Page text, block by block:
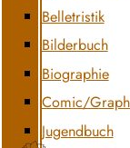
Belletristik
Bilderbuch
Biographie
Comic/
Jugendbuch